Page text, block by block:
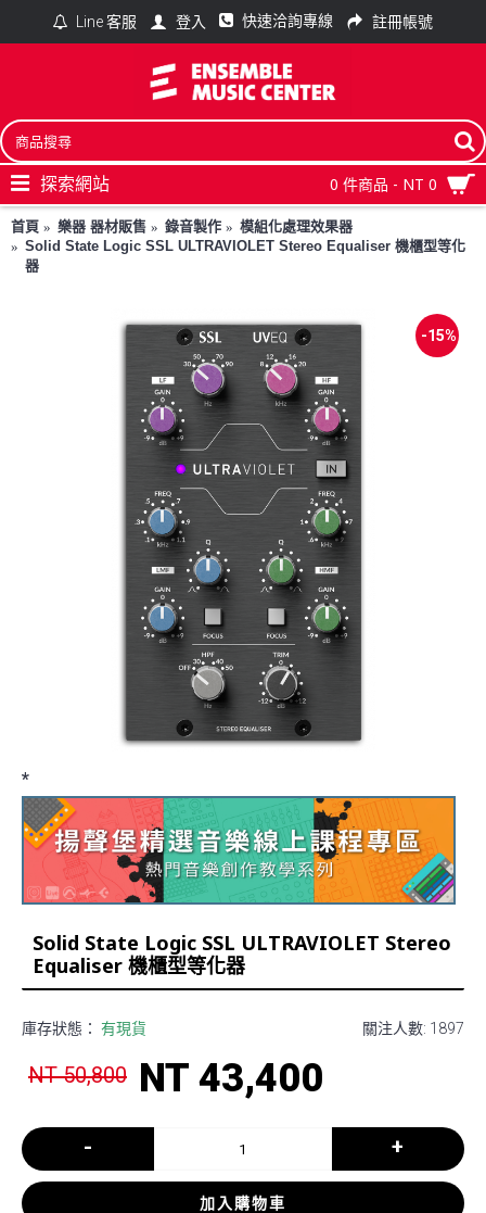
Line 客服 登入 快速洽詢專線 註冊帳號
0 件商品 - NT 0
探索網站
首頁 樂器 器材販售 錄音製作
模組化處理效果器
Solid State Logic SSL ULTRAVIOLET Stereo Equaliser 機櫃型等化
器
-15%
*
Solid State Logic SSL ULTRAVIOLET Stereo
Equaliser 機櫃型等化器
關注人數: 1897
庫存狀態： 有現貨
NT 50,800 NT 43,400
- +
加入購物車